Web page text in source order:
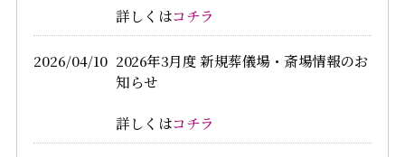
詳しくはコチラ
2026/04/10 2026年3月度 新規葬儀場・斎場情報のお
知らせ
詳しくはコチラ